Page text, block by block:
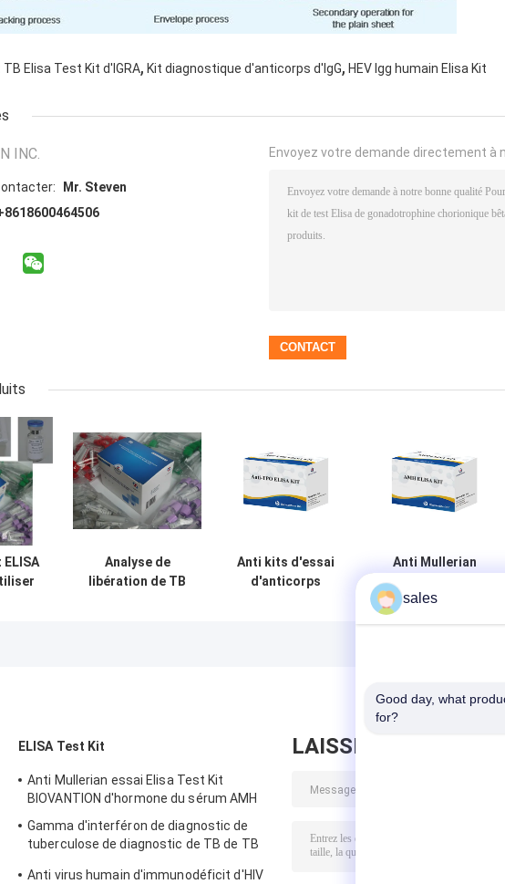
TB Elisa Test Kit d'IGRA, Kit diagnostique d'anticorps d'IgG, HEV Igg humain Elisa Kit
INC.
Mr. Steven
Envoyez votre demande directement à
Analyse de
libération de TB
Anti kits d'essai
d'anticorps
Anti Mullerian
essai Elisa Test
Kit BIOVANTION
ELISA Test Kit
Anti Mullerian essai Elisa Test Kit
BIOVANTION d'hormone du sérum AMH
Gamma d'interféron de diagnostic de
tuberculose de diagnostic de TB de TB
Anti virus humain d'immunodéficit d'HIV
LAISSEZ UN
sales
Good day, what
for?